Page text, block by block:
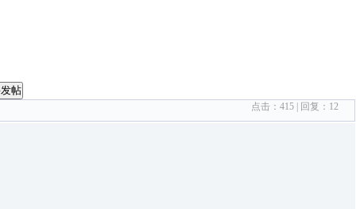
帖
点击： 415 | 回复： 12